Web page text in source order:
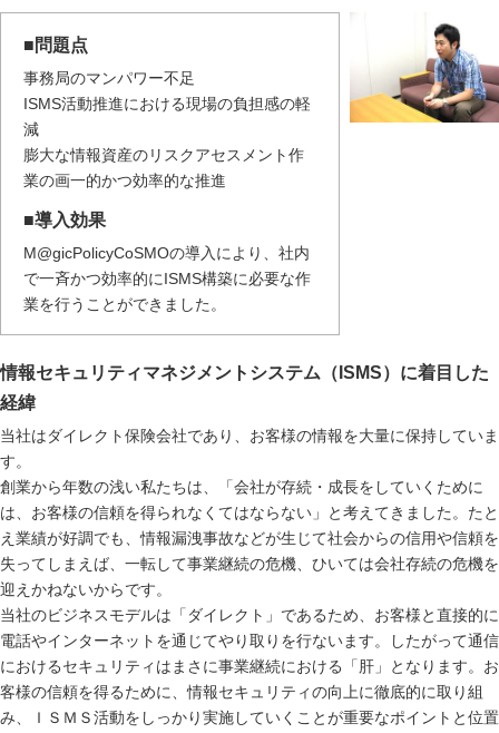
■問題点
事務局のマンパワー不足
ISMS活動推進における現場の負担感の軽
減
膨大な情報資産のリスクアセスメント作
業の画一的かつ効率的な推進
■導入効果
M@gicPolicyCoSMOの導入により、社内
で一斉かつ効率的にISMS構築に必要な作
業を行うことができました。
情報セキュリティマネジメントシステム（ISMS）に着目した
経緯
当社はダイレクト保険会社であり、お客様の情報を大量に保持していま
す。
創業から年数の浅い私たちは、「会社が存続・成長をしていくために
は、お客様の信頼を得られなくてはならない」と考えてきました。たと
え業績が好調でも、情報漏洩事故などが生じて社会からの信用や信頼を
失ってしまえば、一転して事業継続の危機、ひいては会社存続の危機を
迎えかねないからです。
当社のビジネスモデルは「ダイレクト」であるため、お客様と直接的に
電話やインターネットを通じてやり取りを行ないます。したがって通信
におけるセキュリティはまさに事業継続における「肝」となります。お
客様の信頼を得るために、情報セキュリティの向上に徹底的に取り組
み、ＩＳＭＳ活動をしっかり実施していくことが重要なポイントと位置